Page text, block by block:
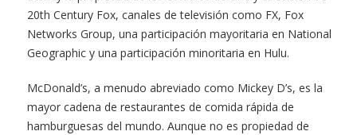
20th Century Fox, canales de televisión como FX, Fox
Networks Group, una participación mayoritaria en National
Geographic y una participación minoritaria en Hulu.
McDonald’s, a menudo abreviado como Mickey D’s, es la
mayor cadena de restaurantes de comida rápida de
hamburguesas del mundo. Aunque no es propiedad de